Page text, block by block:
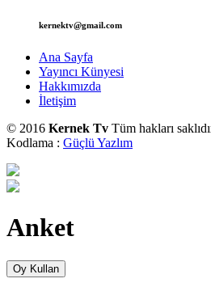
kernektv@gmail.com
Ana Sayfa
Yayıncı Künyesi
Hakkımızda
İletişim
© 2016 Kernek Tv Tüm hakları
Kodlama : Güçlü Yazlım
Anket